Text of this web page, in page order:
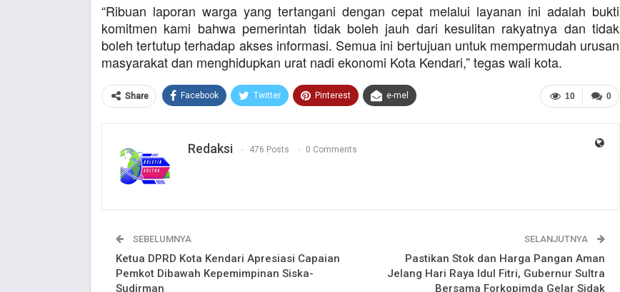
“Ribuan laporan warga yang tertangani dengan cepat melalui layanan ini adalah bukti
komitmen kami bahwa pemerintah tidak boleh jauh dari kesulitan rakyatnya dan tidak
boleh tertutup terhadap akses informasi. Semua ini bertujuan untuk mempermudah urusan
masyarakat dan menghidupkan urat nadi ekonomi Kota Kendari,” tegas wali kota.
0
10
Share Facebook Twitter Pinterest e-mel
Redaksi 476 Posts 0 Comments
SEBELUMNYA
Ketua DPRD Kota Kendari Apresiasi Capaian
Pemkot Dibawah Kepemimpinan Siska-
Sudirman
SELANJUTNYA
Pastikan Stok dan Harga Pangan Aman
Jelang Hari Raya Idul Fitri, Gubernur Sultra
Bersama Forkopimda Gelar Sidak